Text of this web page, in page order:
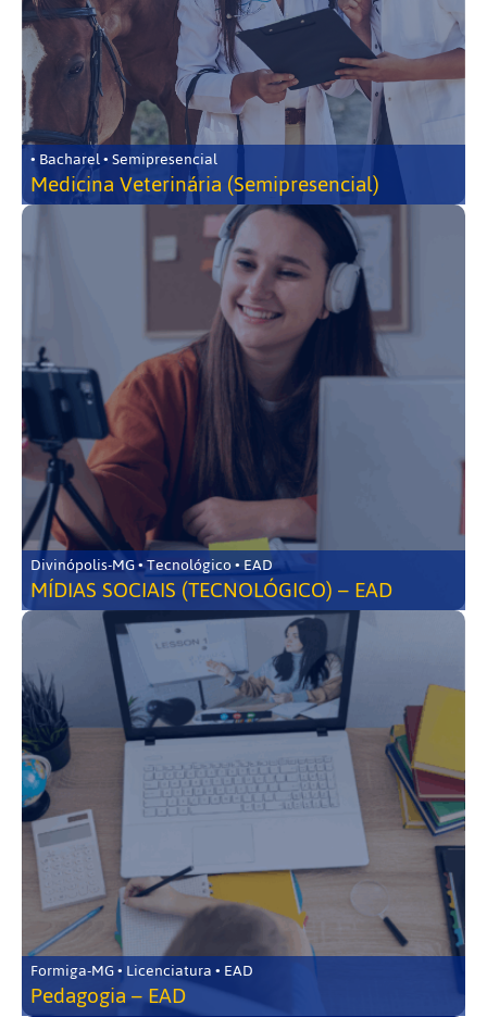
• Bacharel • Semipresencial
Medicina Veterinária (Semipresencial)
Divinópolis-MG • Tecnológico • EAD
MÍDIAS SOCIAIS (TECNOLÓGICO) – EAD
Formiga-MG • Licenciatura • EAD
Pedagogia – EAD